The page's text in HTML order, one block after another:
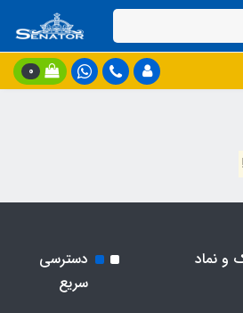
0
و نماد
دسترسی
سریع